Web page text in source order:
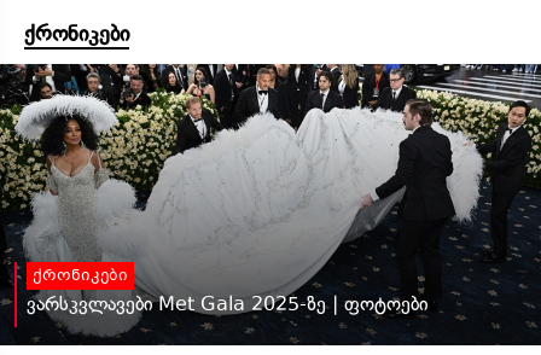
ქრონიკები
ქრონიკები
ვარსკვლავები Met Gala 2025-ზე | ფოტოები